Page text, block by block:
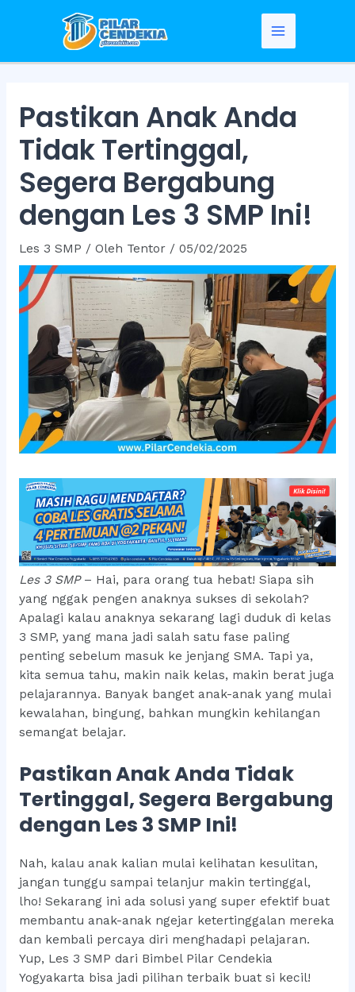
Main
Pastikan Anak Anda
Tidak Tertinggal,
Segera Bergabung
dengan Les 3 SMP Ini!
Les 3 SMP / Oleh Tentor / 05/02/2025
Les 3 SMP – Hai, para orang tua hebat! Siapa sih
yang nggak pengen anaknya sukses di sekolah?
Apalagi kalau anaknya sekarang lagi duduk di kelas
3 SMP, yang mana jadi salah satu fase paling
penting sebelum masuk ke jenjang SMA. Tapi ya,
kita semua tahu, makin naik kelas, makin berat juga
pelajarannya. Banyak banget anak-anak yang mulai
kewalahan, bingung, bahkan mungkin kehilangan
semangat belajar.
Pastikan Anak Anda Tidak
Tertinggal, Segera Bergabung
dengan Les 3 SMP Ini!
Nah, kalau anak kalian mulai kelihatan kesulitan,
jangan tunggu sampai telanjur makin tertinggal,
lho! Sekarang ini ada solusi yang super efektif buat
membantu anak-anak ngejar ketertinggalan mereka
dan kembali percaya diri menghadapi pelajaran.
Yup, Les 3 SMP dari Bimbel Pilar Cendekia
Yogyakarta bisa jadi pilihan terbaik buat si kecil!